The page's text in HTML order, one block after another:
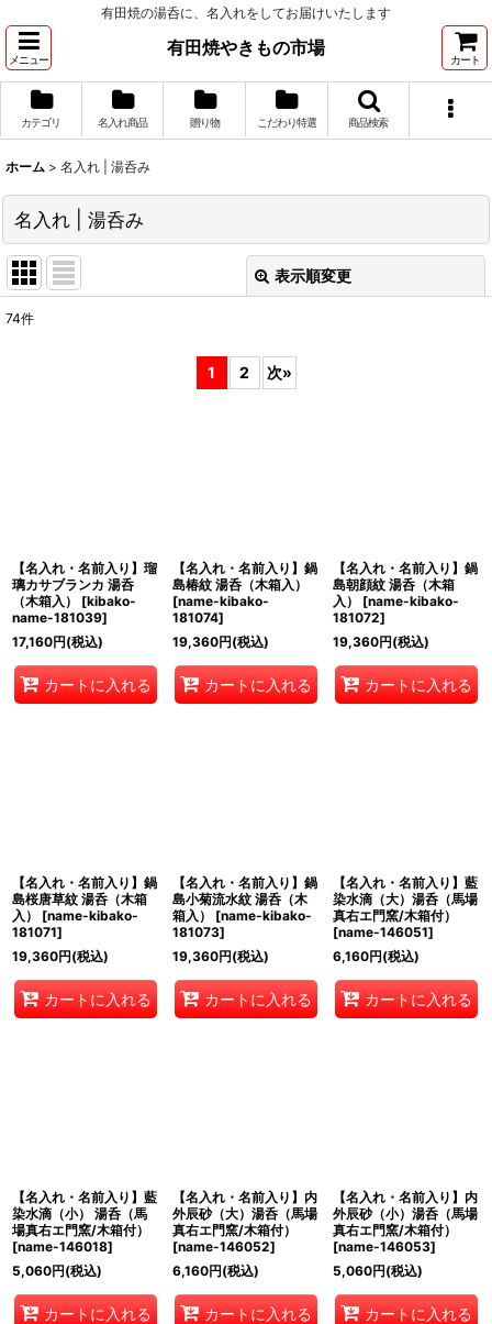
有田焼の湯呑に、名入れをしてお届けいたします
メニュー
有田焼やきもの市場
カート
カテゴリ 名入れ商品 贈り物 こだわり特選 商品検索
ホーム > 名入れ | 湯呑み
名入れ | 湯呑み
表示順変更
74件
1 2 次»
【名入れ・名前入り】瑠
璃カサブランカ 湯呑
（木箱入）
[kibako-
name-181039]
17,160円(税込)
カートに入れる
【名入れ・名前入り】鍋
島椿紋 湯呑（木箱入）
[name-kibako-
181074]
19,360円(税込)
カートに入れる
【名入れ・名前入り】鍋
島朝顔紋 湯呑（木箱
入）
[name-kibako-
181072]
19,360円(税込)
カートに入れる
【名入れ・名前入り】鍋
島桜唐草紋 湯呑（木箱
入）
[name-kibako-
181071]
19,360円(税込)
カートに入れる
【名入れ・名前入り】鍋
島小菊流水紋 湯呑（木
箱入）
[name-kibako-
181073]
19,360円(税込)
カートに入れる
【名入れ・名前入り】藍
染水滴（大）湯呑（馬場
真右エ門窯/木箱付）
[name-146051]
6,160円(税込)
カートに入れる
【名入れ・名前入り】藍
染水滴（小） 湯呑（馬
場真右エ門窯/木箱付）
[name-146018]
5,060円(税込)
カートに入れる
【名入れ・名前入り】内
外辰砂（大）湯呑（馬場
真右エ門窯/木箱付）
[name-146052]
6,160円(税込)
カートに入れる
【名入れ・名前入り】内
外辰砂（小）湯呑（馬場
真右エ門窯/木箱付）
[name-146053]
5,060円(税込)
カートに入れる